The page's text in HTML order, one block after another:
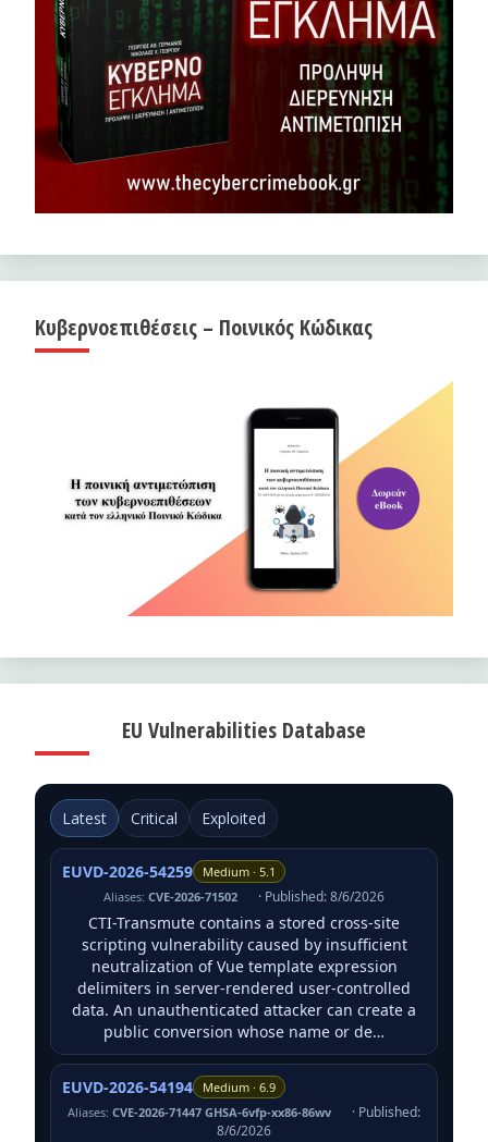
Κυβερνοεπιθέσεις – Ποινικός Κώδικας
EU Vulnerabilities Database
Latest Critical Exploited
EUVD-2026-54259
Medium · 5.1
Aliases: CVE-2026-71502 · Published: 8/6/2026
CTI-Transmute contains a stored cross-site
scripting vulnerability caused by insufficient
neutralization of Vue template expression
delimiters in server-rendered user-controlled
data. An unauthenticated attacker can create a
public conversion whose name or de…
EUVD-2026-54194
Medium · 6.9
Aliases: CVE-2026-71447 GHSA-6vfp-xx86-86wv
· Published:
8/6/2026